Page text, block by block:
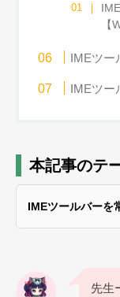
【
IMEツー
IMEツー
本記事のテ
IMEツールバーを
先生